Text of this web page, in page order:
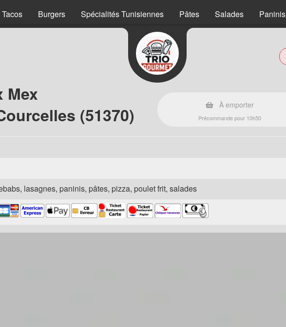
Tacos Burgers Spécialités Tunisiennes Pâtes Salades Paninis
Mex
(51370)
À emporter
Précommande pour 10h50
lasagnes, paninis, pâtes, pizza, poulet frit, salades